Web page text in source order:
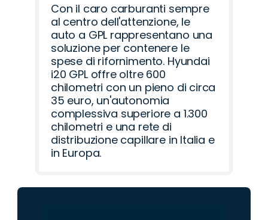
Con il caro carburanti sempre
al centro dell'attenzione, le
auto a GPL rappresentano una
soluzione per contenere le
spese di rifornimento. Hyundai
i20 GPL offre oltre 600
chilometri con un pieno di circa
35 euro, un'autonomia
complessiva superiore a 1.300
chilometri e una rete di
distribuzione capillare in Italia e
in Europa.